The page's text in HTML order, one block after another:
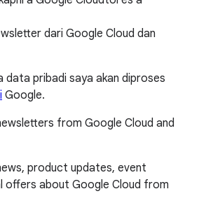
dari Google Cloud dan
data pribadi saya akan diproses
Google.
from Google Cloud and
product updates, event
offers about Google Cloud from